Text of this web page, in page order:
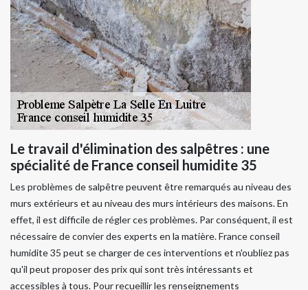
Le travail d'élimination des salpêtres : une
spécialité de France conseil humidite 35
Les problèmes de salpêtre peuvent être remarqués au niveau des
murs extérieurs et au niveau des murs intérieurs des maisons. En
effet, il est difficile de régler ces problèmes. Par conséquent, il est
nécessaire de convier des experts en la matière. France conseil
humidite 35 peut se charger de ces interventions et n'oubliez pas
qu'il peut proposer des prix qui sont très intéressants et
accessibles à tous. Pour recueillir les renseignements